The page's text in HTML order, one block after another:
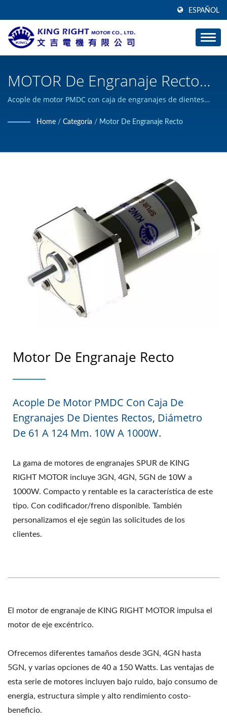
ESPAÑOL
MOTOR De Engranaje Recto
De CC De 61 A 124 Mm De
Diámetro, 10 W A 1000 W. /
Acople de motor PMDC con caja de engranajes de dientes
MOTOR puede diseñar y construir productos de motor DC
Home / Categoría / Motor De Engranaje Recto
Motor De Engranaje Recto
Acople De Motor PMDC Con Caja De
Engranajes De Dientes Rectos, Diámetro
De 61 A 124 Mm. 10W A 1000W.
La gama de motores de engranajes SPUR de KING
RIGHT MOTOR incluye 3GN, 4GN, 5GN de 10W a
1000W. Compacto y rentable es la característica de este
tipo. Con codificador/freno disponible. También
personalizamos el eje según las solicitudes de los
clientes.
El motor de engranaje de KING RIGHT MOTOR impulsa el
motor de eje excéntrico.
Ofrecemos diferentes tamaños desde 3GN, 4GN hasta
5GN, y varias opciones de 40 a 150 Watts. Las ventajas de
esta serie de motores incluyen bajo ruido, bajo consumo de
energía, estructura simple y alto rendimiento costo-
beneficio.